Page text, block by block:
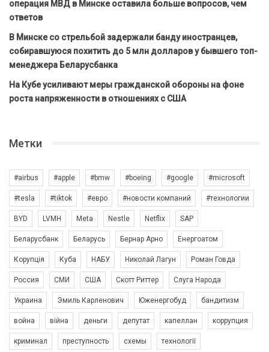
операция МВД в Минске оставила больше вопросов, чем
ответов
В Минске со стрельбой задержали банду иностранцев,
собиравшуюся похитить до 5 млн долларов у бывшего топ-
менеджера Беларусбанка
На Кубе усиливают меры гражданской обороны на фоне
роста напряженности в отношениях с США
Метки
#airbus #apple #bmw #boeing #google #microsoft
#tesla #tiktok #евро #новости компаний #технологии
BYD LVMH Meta Nestle Netflix SAP
Беларусбанк Беларусь Бернар Арно Енергоатом
Корупція Куба НАБУ Николай Лагун Роман Говда
Россия СМИ США Скотт Риттер Слуга Народа
Украина Эмиль Карленович Юженергобуд бандитизм
война війна деньги депутат капеллан коррупция
криминал преступность схемы технології